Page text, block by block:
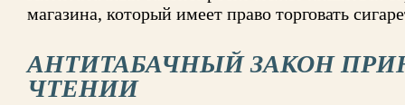
магазина, который имеет право торговать
АНТИТАБАЧНЫЙ ЗАКОН
ЧТЕНИИ